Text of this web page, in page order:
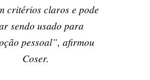
critérios claros e pode
sendo usado para
pessoal”, afirmou
Coser.